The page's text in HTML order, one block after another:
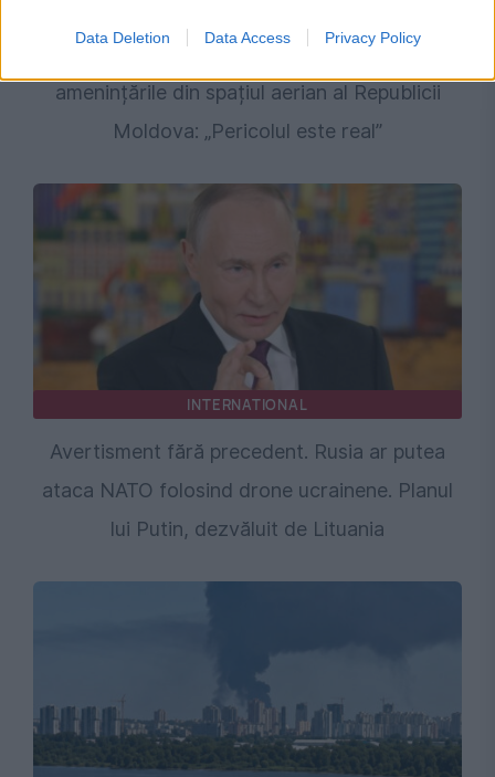
Data Deletion Data Access Privacy Policy
Decizia luată de Maia Sandu după
amenințările din spațiul aerian al Republicii
Moldova: „Pericolul este real”
INTERNATIONAL
Avertisment fără precedent. Rusia ar putea
ataca NATO folosind drone ucrainene. Planul
lui Putin, dezvăluit de Lituania